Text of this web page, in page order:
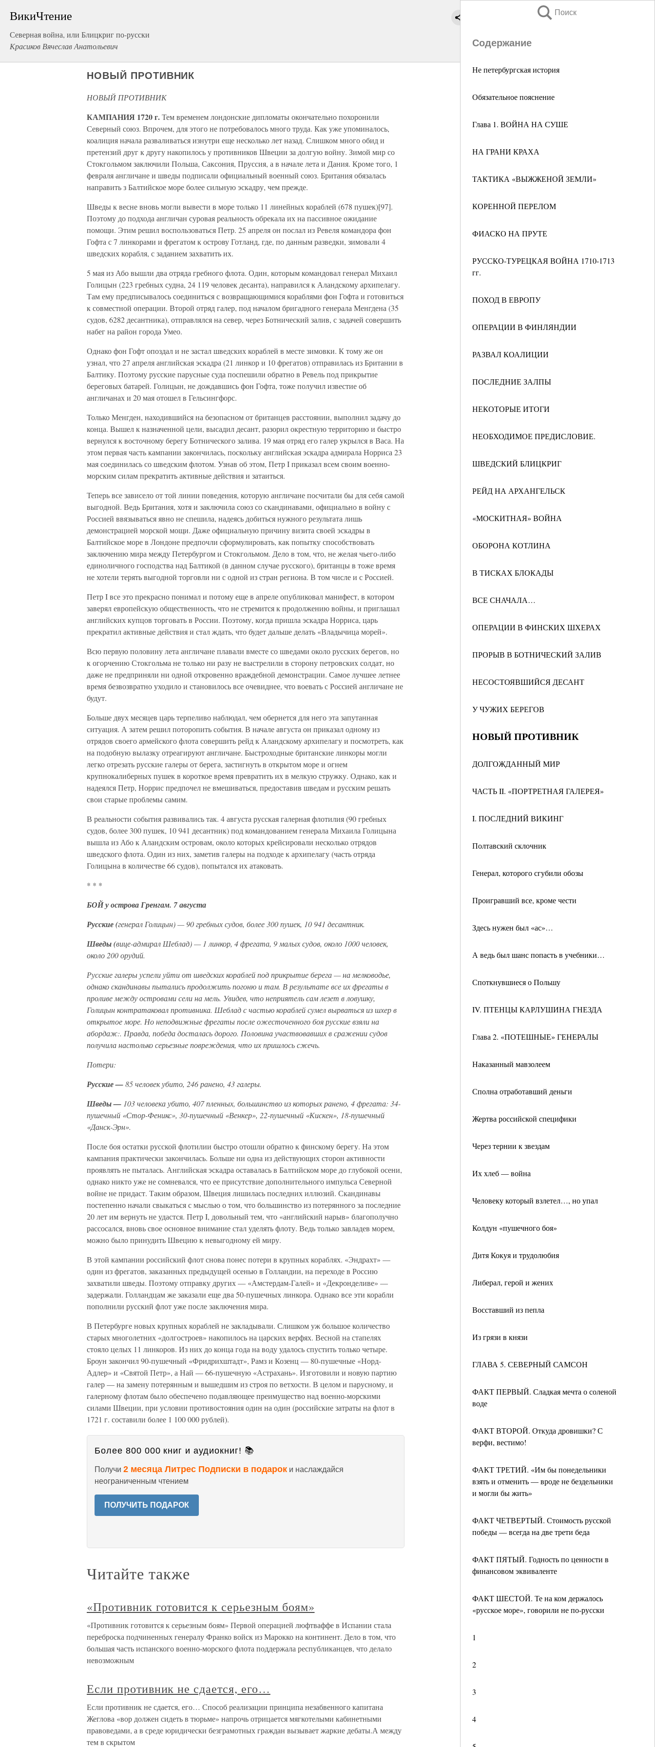
ВикиЧтение
Северная война, или Блицкриг по-русски
Красиков Вячеслав Анатольевич
Поиск
Содержание
Не петербургская история
Обязательное пояснение
Глава 1. ВОЙНА НА СУШЕ
НА ГРАНИ КРАХА
ТАКТИКА «ВЫЖЖЕНОЙ ЗЕМЛИ»
КОРЕННОЙ ПЕРЕЛОМ
ФИАСКО НА ПРУТЕ
РУССКО-ТУРЕЦКАЯ ВОЙНА 1710-1713
гг.
ПОХОД В ЕВРОПУ
ОПЕРАЦИИ В ФИНЛЯНДИИ
РАЗВАЛ КОАЛИЦИИ
ПОСЛЕДНИЕ ЗАЛПЫ
НЕКОТОРЫЕ ИТОГИ
НЕОБХОДИМОЕ ПРЕДИСЛОВИЕ.
ШВЕДСКИЙ БЛИЦКРИГ
РЕЙД НА АРХАНГЕЛЬСК
«МОСКИТНАЯ» ВОЙНА
ОБОРОНА КОТЛИНА
В ТИСКАХ БЛОКАДЫ
ВСЕ СНАЧАЛА…
ОПЕРАЦИИ В ФИНСКИХ ШХЕРАХ
ПРОРЫВ В БОТНИЧЕСКИЙ ЗАЛИВ
НЕСОСТОЯВШИЙСЯ ДЕСАНТ
У ЧУЖИХ БЕРЕГОВ
НОВЫЙ ПРОТИВНИК
ДОЛГОЖДАННЫЙ МИР
ЧАСТЬ II. «ПОРТРЕТНАЯ ГАЛЕРЕЯ»
I. ПОСЛЕДНИЙ ВИКИНГ
Полтавский склочник
Генерал, которого сгубили обозы
Проигравший все, кроме чести
Здесь нужен был «ас»…
А ведь был шанс попасть в учебники…
Споткнувшиеся о Польшу
IV. ПТЕНЦЫ КАРЛУШИНА ГНЕЗДА
Глава 2. «ПОТЕШНЫЕ» ГЕНЕРАЛЫ
Наказанный мавзолеем
Сполна отработавший деньги
Жертва российской специфики
Через тернии к звездам
Их хлеб — война
Человеку который взлетел…, но упал
Колдун «пушечного боя»
Дитя Кокуя и трудолюбия
Либерал, герой и жених
Восставший из пепла
Из грязи в князи
ГЛАВА 5. СЕВЕРНЫЙ САМСОН
ФАКТ ПЕРВЫЙ. Сладкая мечта о соленой
воде
ФАКТ ВТОРОЙ. Откуда дровишки? С
верфи, вестимо!
ФАКТ ТРЕТИЙ. «Им бы понедельники
взять и отменить — вроде не бездельники
и могли бы жить»
ФАКТ ЧЕТВЕРТЫЙ. Стоимость русской
победы — всегда на две трети беда
ФАКТ ПЯТЫЙ. Годность по ценности в
финансовом эквиваленте
ФАКТ ШЕСТОЙ. Те на ком держалось
«русское море», говорили не по-русски
1
2
3
4
НОВЫЙ ПРОТИВНИК
НОВЫЙ ПРОТИВНИК
КАМПАНИЯ 1720 г.Тем временем лондонские дипломаты окончательно похоронили
Северный союз. Впрочем, для этого не потребовалось много труда. Как уже упоминалось,
коалиция начала разваливаться изнутри еще несколько лет назад. Слишком много обид и
претензий друг к другу накопилось у противников Швеции за долгую войну. Зимой мир со
Стокгольмом заключили Польша, Саксония, Пруссия, а в начале лета и Дания. Кроме того, 1
февраля англичане и шведы подписали официальный военный союз. Британия обязалась
направить з Балтийское море более сильную эскадру, чем прежде.
Шведы к весне вновь могли вывести в море только 11 линейных кораблей (678 пушек)[97].
Поэтому до подхода англичан суровая реальность обрекала их на пассивное ожидание
помощи. Этим решил воспользоваться Петр. 25 апреля он послал из Ревеля командора фон
Гофта с 7 линкорами и фрегатом к острову Готланд, где, по данным разведки, зимовали 4
шведских корабля, с заданием захватить их.
5 мая из Або вышли два отряда гребного флота. Один, которым командовал генерал Михаил
Голицын (223 гребных судна, 24 119 человек десанта), направился к Аландскому архипелагу.
Там ему предписывалось соединиться с возвращающимися кораблями фон Гофта и готовиться
к совместной операции. Второй отряд галер, под началом бригадного генерала Менгдена (35
судов, 6282 десантника), отправлялся на север, через Ботнический залив, с задачей совершить
набег на район города Умео.
Однако фон Гофт опоздал и не застал шведских кораблей в месте зимовки. К тому же он
узнал, что 27 апреля английская эскадра (21 линкор и 10 фрегатов) отправилась из Британии в
Балтику. Поэтому русские парусные суда поспешили обратно в Ревель под прикрытие
береговых батарей. Голицын, не дождавшись фон Гофта, тоже получил известие об
англичанах и 20 мая отошел в Гельсингфорс.
Только Менгден, находившийся на безопасном от британцев расстоянии, выполнил задачу до
конца. Вышел к назначенной цели, высадил десант, разорил окрестную территорию и быстро
вернулся к восточному берегу Ботнического залива. 19 мая отряд его галер укрылся в Васа. На
этом первая часть кампании закончилась, поскольку английская эскадра адмирала Норриса 23
мая соединилась со шведским флотом. Узнав об этом, Петр I приказал всем своим военно-
морским силам прекратить активные действия и затаиться.
Теперь все зависело от той линии поведения, которую англичане посчитали бы для себя самой
выгодной. Ведь Британия, хотя и заключила союз со скандинавами, официально в войну с
Россией ввязываться явно не спешила, надеясь добиться нужного результата лишь
демонстрацией морской мощи. Даже официальную причину визита своей эскадры в
Балтийское море в Лондоне предпочли сформулировать, как попытку способствовать
заключению мира между Петербургом и Стокгольмом. Дело в том, что, не желая чьего-либо
единоличного господства над Балтикой (в данном случае русского), британцы в тоже время
не хотели терять выгодной торговли ни с одной из стран региона. В том числе и с Россией.
Петр I все это прекрасно понимал и потому еще в апреле опубликовал манифест, в котором
заверял европейскую общественность, что не стремится к продолжению войны, и приглашал
английских купцов торговать в России. Поэтому, когда пришла эскадра Норриса, царь
прекратил активные действия и стал ждать, что будет дальше делать «Владычица морей».
Всю первую половину лета англичане плавали вместе со шведами около русских берегов, но
к огорчению Стокгольма не только ни разу не выстрелили в сторону петровских солдат, но
даже не предприняли ни одной откровенно враждебной демонстрации. Самое лучшее летнее
время безвозвратно уходило и становилось все очевиднее, что воевать с Россией англичане не
будут.
Больше двух месяцев царь терпеливо наблюдал, чем обернется для него эта запутанная
ситуация. А затем решил поторопить события. В начале августа он приказал одному из
отрядов своего армейского флота совершить рейд к Аландскому архипелагу и посмотреть, как
на подобную вылазку отреагируют англичане. Быстроходные британские линкоры могли
легко отрезать русские галеры от берега, застигнуть в открытом море и огнем
крупнокалиберных пушек в короткое время превратить их в мелкую стружку. Однако, как и
надеялся Петр, Норрис предпочел не вмешиваться, предоставив шведам и русским решать
свои старые проблемы самим.
В реальности события развивались так. 4 августа русская галерная флотилия (90 гребных
судов, более 300 пушек, 10 941 десантник) под командованием генерала Михаила Голицына
вышла из Або к Аландским островам, около которых крейсировали несколько отрядов
шведского флота. Один из них, заметив галеры на подходе к архипелагу (часть отряда
Голицына в количестве 66 судов), попытался их атаковать.
* * *
БОЙ у острова Гренгам. 7 августа
Русские (генерал Голицын) — 90 гребных судов, более 300 пушек, 10 941 десантник.
Шведы (вице-адмирал Шеблад) — 1 линкор, 4 фрегата, 9 малых судов, около 1000 человек,
около 200 орудий.
Русские галеры успели уйти от шведских кораблей под прикрытие берега — на мелководье,
однако скандинавы пытались продолжить погоню и там. В результате все их фрегаты в
проливе между островами сели на мель. Увидев, что неприятель сам лезет в ловушку,
Голицын контратаковал противника. Шеблад с частью кораблей сумел вырваться из шхер в
открытое море. Но неподвижные фрегаты после ожесточенного боя русские взяли на
абордаж:. Правда, победа досталась дорого. Половина участвовавших в сражении судов
получила настолько серьезные повреждения, что их пришлось сжечь.
Потери:
Русские —85 человек убито, 246 ранено, 43 галеры.
Шведы — 103 человека убито, 407 пленных, большинство из которых ранено, 4 фрегата: 34-
пушечный «Стор-Феникс», 30-пушечный «Венкер», 22-пушечный «Кискен», 18-пушечный
«Данск-Эрн».
После боя остатки русской флотилии быстро отошли обратно к финскому берегу. На этом
кампания практически закончилась. Больше ни одна из действующих сторон активности
проявлять не пыталась. Английская эскадра оставалась в Балтийском море до глубокой осени,
однако никто уже не сомневался, что ее присутствие дополнительного импульса Северной
войне не придаст. Таким образом, Швеция лишилась последних иллюзий. Скандинавы
постепенно начали свыкаться с мыслью о том, что большинство из потерянного за последние
20 лет им вернуть не удастся. Петр I, довольный тем, что «английский нарыв» благополучно
рассосался, вновь свое основное внимание стал уделять флоту. Ведь только завладев морем,
можно было принудить Швецию к невыгодному ей миру.
В этой кампании российский флот снова понес потери в крупных кораблях. «Эндрахт» —
один из фрегатов, заказанных предыдущей осенью в Голландии, на переходе в Россию
захватили шведы. Поэтому отправку других — «Амстердам-Галей» и «Декронделиве» —
задержали. Голландцам же заказали еще два 50-пушечных линкора. Однако все эти корабли
пополнили русский флот уже после заключения мира.
В Петербурге новых крупных кораблей не закладывали. Слишком уж большое количество
старых многолетних «долгостроев» накопилось на царских верфях. Весной на стапелях
стояло целых 11 линкоров. Из них до конца года на воду удалось спустить только четыре.
Броун закончил 90-пушечный «Фридрихштадт», Рамз и Козенц — 80-пушечные «Норд-
Адлер» и «Святой Петр», а Най — 66-пушечную «Астрахань». Изготовили и новую партию
галер — на замену потерянным и вышедшим из строя по ветхости. В целом и парусному, и
галерному флотам было обеспечено подавляющее преимущество над военно-морскими
силами Швеции, при условии противостояния один на один (российские затраты на флот в
1721 г. составили более 1 100 000 рублей).
Более 800 000 книг и аудиокниг! 📚
Получи 2 месяца Литрес Подписки в подарок и наслаждайся
неограниченным чтением
ПОЛУЧИТЬ ПОДАРОК
Читайте также
«Противник готовится к серьезным боям»
«Противник готовится к серьезным боям» Первой операцией люфтваффе в Испании стала
переброска подчиненных генералу Франко войск из Марокко на континент. Дело в том, что
большая часть испанского военно-морского флота поддержала республиканцев, что делало
невозможным
Если противник не сдается, его…
Если противник не сдается, его… Способ реализации принципа незабвенного капитана
Жеглова «вор должен сидеть в тюрьме» напрочь отрицается мягкотелыми кабинетными
правоведами, а в среде юридически безграмотных граждан вызывает жаркие дебаты.А между
тем в скрытом